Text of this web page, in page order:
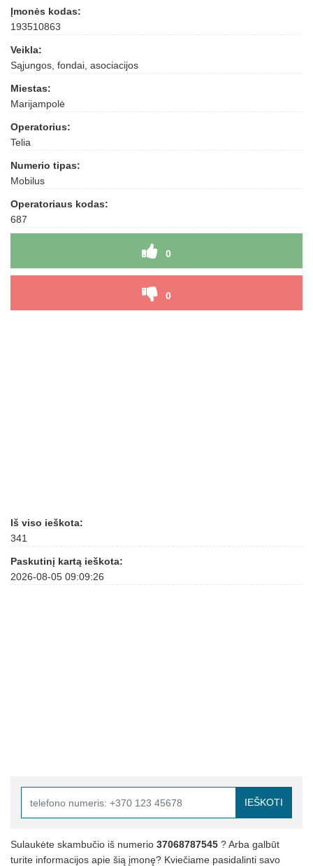
Įmonės kodas:
193510863
Veikla:
Sąjungos, fondai, asociacijos
Miestas:
Marijampolė
Operatorius:
Telia
Numerio tipas:
Mobilus
Operatoriaus kodas:
687
0
0
Iš viso ieškota:
341
Paskutinį kartą ieškota:
2026-08-05 09:09:26
IEŠKOTI
Sulaukėte skambučio iš numerio 37068787545 ? Arba galbūt
turite informacijos apie šią įmonę? Kviečiame pasidalinti savo